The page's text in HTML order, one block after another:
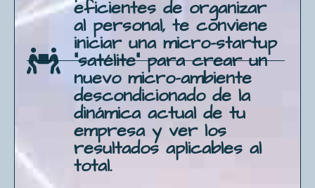
eficientes de organizar
al personal, te conviene
iniciar una micro-startup
"satélite" para crear un
nuevo micro-ambiente
descondicionado de la
dinámica actual de tu
empresa y ver los
resultados aplicables al
total.